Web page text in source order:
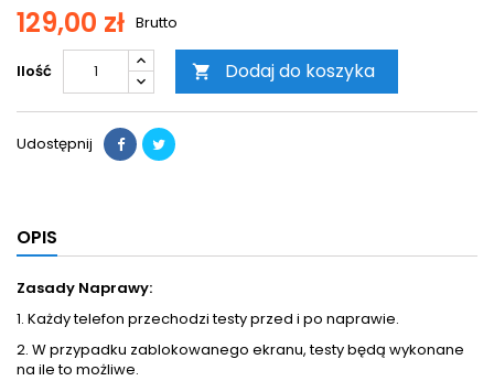
129,00 zł Brutto
Ilość  Dodaj do koszyka
Udostępnij
OPIS
Zasady Naprawy:
1. Każdy telefon przechodzi testy przed i po naprawie.
2. W przypadku zablokowanego ekranu, testy będą wykonane
na ile to możliwe.